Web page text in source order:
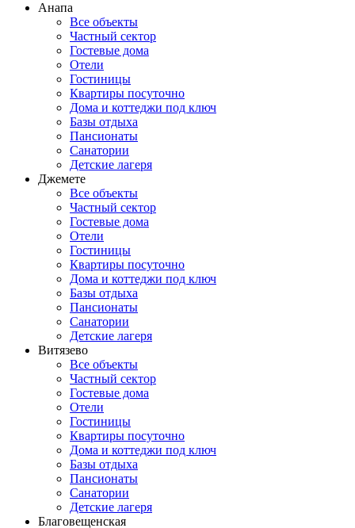
Анапа
Все объекты
Частный сектор
Гостевые дома
Отели
Гостиницы
Квартиры посуточно
Дома и коттеджи под ключ
Базы отдыха
Пансионаты
Санатории
Детские лагеря
Джемете
Все объекты
Частный сектор
Гостевые дома
Отели
Гостиницы
Квартиры посуточно
Дома и коттеджи под ключ
Базы отдыха
Пансионаты
Санатории
Детские лагеря
Витязево
Все объекты
Частный сектор
Гостевые дома
Отели
Гостиницы
Квартиры посуточно
Дома и коттеджи под ключ
Базы отдыха
Пансионаты
Санатории
Детские лагеря
Благовещенская